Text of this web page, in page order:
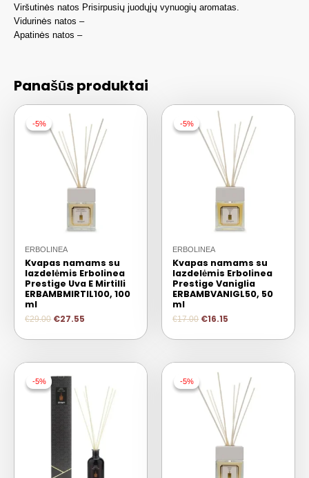
Viršutinės natos Prisirpusių juodųjų vynuogių aromatas.
Vidurinės natos –
Apatinės natos –
Panašūs produktai
-5%
-5%
ERBOLINEA
Kvapas namams su
lazdelėmis Erbolinea
Prestige Uva E Mirtilli
ERBAMBMIRTIL100, 100
ml
€29.00 €27.55
-5%
-5%
ERBOLINEA
Kvapas namams su
lazdelėmis Erbolinea
Prestige Vaniglia
ERBAMBVANIGL50, 50
ml
€17.00 €16.15
-5%
-5% -5%
-5%